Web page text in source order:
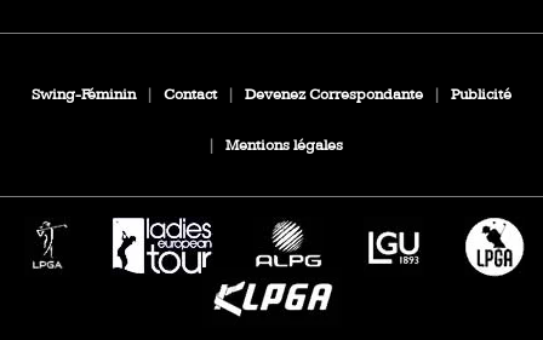
Swing-Féminin Contact Devenez Correspondante Publicité
Mentions légales